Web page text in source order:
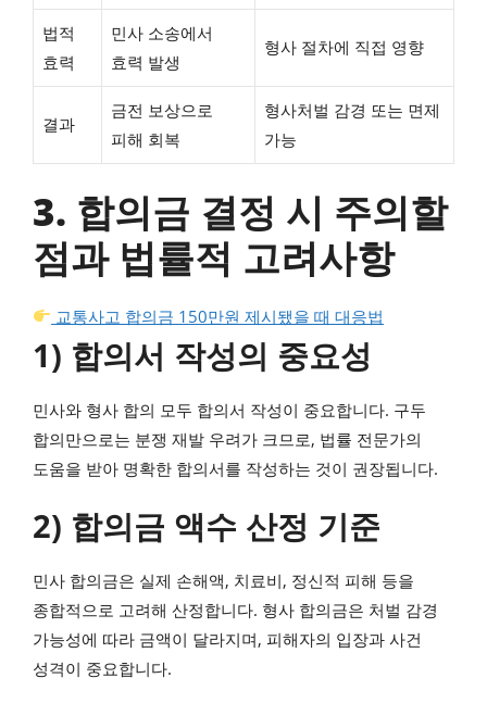
법적
효력
민사 소송에서
효력 발생
형사 절차에 직접 영향
결과
금전 보상으로
피해 회복
형사처벌 감경 또는 면제
가능
3. 합의금 결정 시 주의할
점과 법률적 고려사항
교통사고 합의금 150만원 제시됐을 때 대응법
1) 합의서 작성의 중요성
민사와 형사 합의 모두 합의서 작성이 중요합니다. 구두
합의만으로는 분쟁 재발 우려가 크므로, 법률 전문가의
도움을 받아 명확한 합의서를 작성하는 것이 권장됩니다.
2) 합의금 액수 산정 기준
민사 합의금은 실제 손해액, 치료비, 정신적 피해 등을
종합적으로 고려해 산정합니다. 형사 합의금은 처벌 감경
가능성에 따라 금액이 달라지며, 피해자의 입장과 사건
성격이 중요합니다.